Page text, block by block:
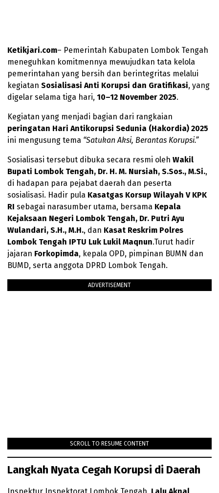
Ketikjari.com– Pemerintah Kabupaten Lombok Tengah
meneguhkan komitmennya mewujudkan tata kelola
pemerintahan yang bersih dan berintegritas melalui
kegiatan Sosialisasi Anti Korupsi dan Gratifikasi, yang
digelar selama tiga hari, 10–12 November 2025.
Kegiatan yang menjadi bagian dari rangkaian
peringatan Hari Antikorupsi Sedunia (Hakordia) 2025
ini mengusung tema “Satukan Aksi, Berantas Korupsi.”
Sosialisasi tersebut dibuka secara resmi oleh Wakil
Bupati Lombok Tengah, Dr. H. M. Nursiah, S.Sos., M.Si.,
di hadapan para pejabat daerah dan peserta
sosialisasi. Hadir pula Kasatgas Korsup Wilayah V KPK
RI sebagai narasumber utama, bersama Kepala
Kejaksaan Negeri Lombok Tengah, Dr. Putri Ayu
Wulandari, S.H., M.H., dan Kasat Reskrim Polres
Lombok Tengah IPTU Luk Lukil Maqnun.Turut hadir
jajaran Forkopimda, kepala OPD, pimpinan BUMN dan
BUMD, serta anggota DPRD Lombok Tengah.
ADVERTISEMENT
SCROLL TO RESUME CONTENT
Langkah Nyata Cegah Korupsi di Daerah